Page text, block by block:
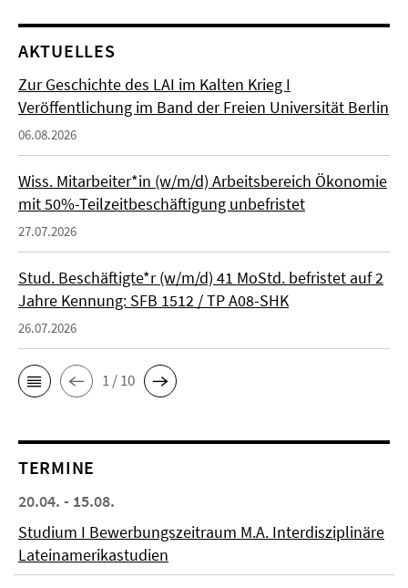
AKTUELLES
Zur Geschichte des LAI im Kalten Krieg I
Veröffentlichung im Band der Freien Universität Berlin
06.08.2026
Wiss. Mitarbeiter*in (w/m/d) Arbeitsbereich Ökonomie
mit 50%-Teilzeitbeschäftigung unbefristet
27.07.2026
Stud. Beschäftigte*r (w/m/d) 41 MoStd. befristet auf 2
Jahre Kennung: SFB 1512 / TP A08-SHK
26.07.2026
1 / 10
TERMINE
20.04. - 15.08.
Studium I Bewerbungszeitraum M.A. Interdisziplinäre
Lateinamerikastudien